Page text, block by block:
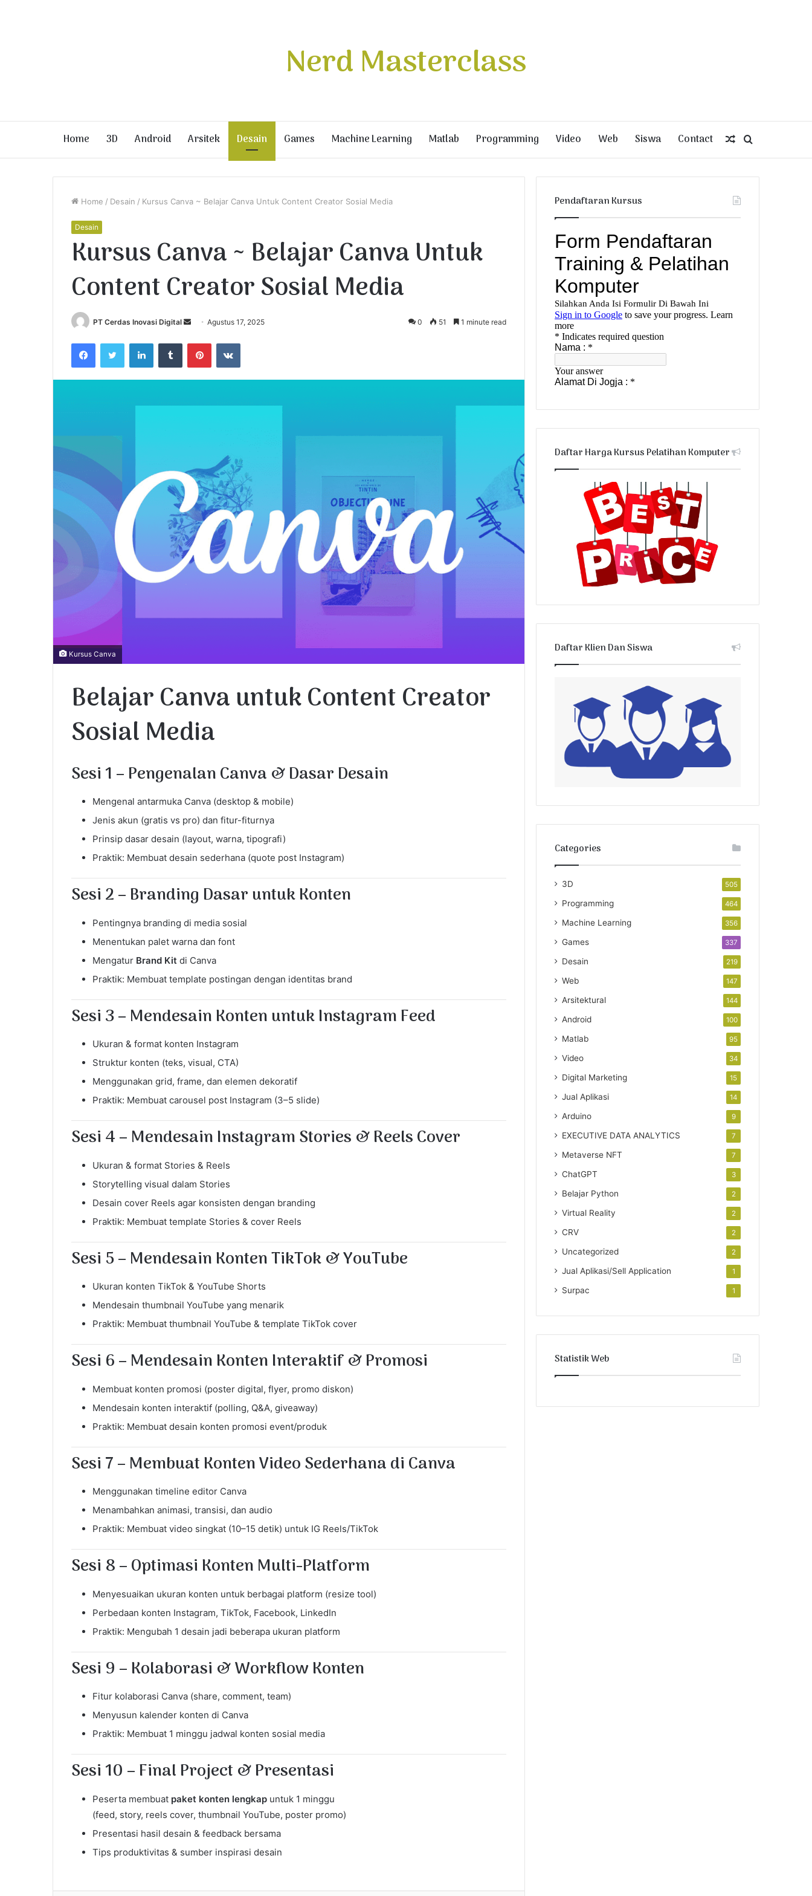
Nerd Masterclass
Home 3D Android Arsitek Desain Games Machine Learning Matlab Programming Video Web Siswa Contact
for
Random
Article
Home / Desain / Kursus Canva ~ Belajar Canva Untuk Content Creator Sosial Media
Desain
Kursus Canva ~ Belajar Canva Untuk
Content Creator Sosial Media
PT Cerdas Inovasi Digital
d
a
l
Agustus 17, 2025 0 51 1 minute read
Kursus Canva
Belajar Canva untuk Content Creator
Sosial Media
Sesi 1 – Pengenalan Canva & Dasar Desain
Mengenal antarmuka Canva (desktop & mobile)
Jenis akun (gratis vs pro) dan fitur-fiturnya
Prinsip dasar desain (layout, warna, tipografi)
Praktik: Membuat desain sederhana (quote post Instagram)
Sesi 2 – Branding Dasar untuk Konten
Pentingnya branding di media sosial
Menentukan palet warna dan font
Mengatur Brand Kit di Canva
Praktik: Membuat template postingan dengan identitas brand
Sesi 3 – Mendesain Konten untuk Instagram Feed
Ukuran & format konten Instagram
Struktur konten (teks, visual, CTA)
Menggunakan grid, frame, dan elemen dekoratif
Praktik: Membuat carousel post Instagram (3–5 slide)
Sesi 4 – Mendesain Instagram Stories & Reels Cover
Ukuran & format Stories & Reels
Storytelling visual dalam Stories
Desain cover Reels agar konsisten dengan branding
Praktik: Membuat template Stories & cover Reels
Sesi 5 – Mendesain Konten TikTok & YouTube
Ukuran konten TikTok & YouTube Shorts
Mendesain thumbnail YouTube yang menarik
Praktik: Membuat thumbnail YouTube & template TikTok cover
Sesi 6 – Mendesain Konten Interaktif & Promosi
Membuat konten promosi (poster digital, flyer, promo diskon)
Mendesain konten interaktif (polling, Q&A, giveaway)
Praktik: Membuat desain konten promosi event/produk
Sesi 7 – Membuat Konten Video Sederhana di Canva
Menggunakan timeline editor Canva
Menambahkan animasi, transisi, dan audio
Praktik: Membuat video singkat (10–15 detik) untuk IG Reels/TikTok
Sesi 8 – Optimasi Konten Multi-Platform
Menyesuaikan ukuran konten untuk berbagai platform (resize tool)
Perbedaan konten Instagram, TikTok, Facebook, LinkedIn
Praktik: Mengubah 1 desain jadi beberapa ukuran platform
Sesi 9 – Kolaborasi & Workflow Konten
Fitur kolaborasi Canva (share, comment, team)
Menyusun kalender konten di Canva
Praktik: Membuat 1 minggu jadwal konten sosial media
Sesi 10 – Final Project & Presentasi
Peserta membuat paket konten lengkap untuk 1 minggu
(feed, story, reels cover, thumbnail YouTube, poster promo)
Presentasi hasil desain & feedback bersama
Tips produktivitas & sumber inspirasi desain
Pendaftaran Kursus
Daftar Harga Kursus Pelatihan Komputer
Daftar Klien Dan Siswa
Categories
3D 505
Programming 464
Machine Learning 356
Games 337
Desain 219
Web 147
Arsitektural 144
Android 100
Matlab 95
Video 34
Digital Marketing 15
Jual Aplikasi 14
Arduino 9
EXECUTIVE DATA ANALYTICS 7
Metaverse NFT 7
ChatGPT 3
Belajar Python 2
Virtual Reality 2
CRV 2
Uncategorized 2
Jual Aplikasi/Sell Application 1
Surpac 1
Statistik Web